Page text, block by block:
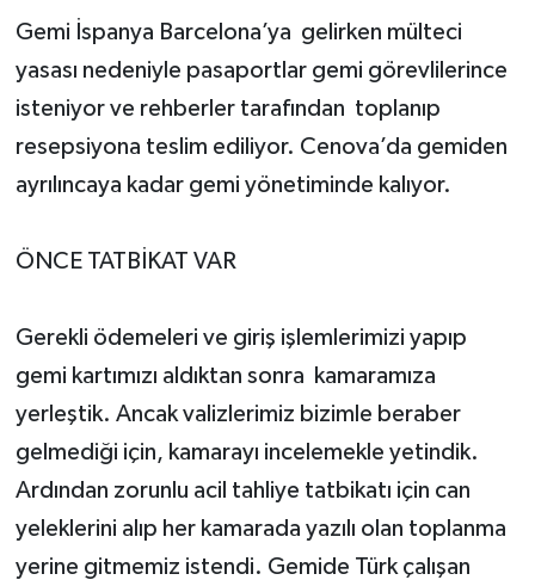
Gemi İspanya Barcelona’ya gelirken mülteci
yasası nedeniyle pasaportlar gemi görevlilerince
isteniyor ve rehberler tarafından toplanıp
resepsiyona teslim ediliyor. Cenova’da gemiden
ayrılıncaya kadar gemi yönetiminde kalıyor.
ÖNCE TATBİKAT VAR
Gerekli ödemeleri ve giriş işlemlerimizi yapıp
gemi kartımızı aldıktan sonra kamaramıza
yerleştik. Ancak valizlerimiz bizimle beraber
gelmediği için, kamarayı incelemekle yetindik.
Ardından zorunlu acil tahliye tatbikatı için can
yeleklerini alıp her kamarada yazılı olan toplanma
yerine gitmemiz istendi. Gemide Türk çalışan